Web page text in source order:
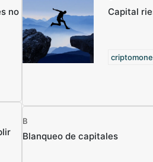
no
Capital
B
Blanqueo de capitales